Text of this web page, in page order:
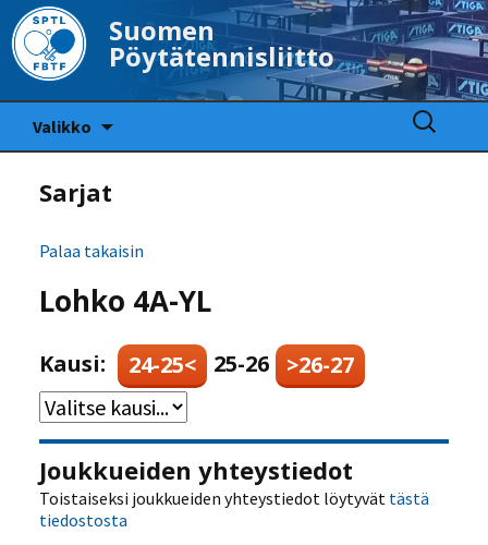
Suomen
Pöytätennisliitto
Valikko
Haku:
Sarjat
Palaa takaisin
Lohko 4A-YL
Kausi: 24-25< 25-26 >26-27
Joukkueiden yhteystiedot
Toistaiseksi joukkueiden yhteystiedot löytyvät tästä
tiedostosta